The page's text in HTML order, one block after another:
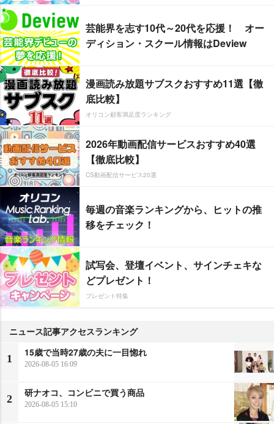
芸能界を志す10代～20代を応援！ オー
ディション・スクール情報はDeview
漫画読み放題サブスクおすすめ11選【徹
底比較】
オリコン顧客満足度ランキング
2026年動画配信サービスおすすめ40選
【徹底比較】
CS動画配信サービス20選
毎週の音楽ランキングから、ヒットの推
移をチェック！
試写会、登壇イベント、サインチェキな
どプレゼント！
プレゼント特集
ニュース記事アクセスランキング
1
15歳で当時27歳の夫に一目惚れ
2026-08-05 16:09
2
研ナオコ、コンビニで買う商品
2026-08-05 15:10